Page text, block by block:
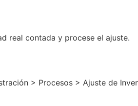
real contada y procese el ajuste.
> Procesos > Ajuste de